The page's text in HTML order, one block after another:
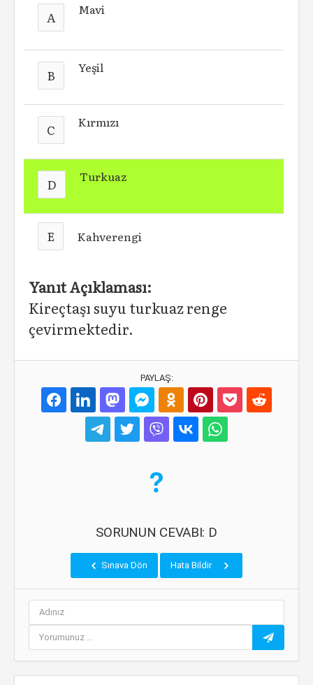
A Mavi
B Yeşil
C Kırmızı
D Turkuaz
E Kahverengi
Yanıt Açıklaması:
Kireçtaşı suyu turkuaz renge
çevirmektedir.
PAYLAŞ:
SORUNUN CEVABI: D
Sınava Dön Hata Bildir